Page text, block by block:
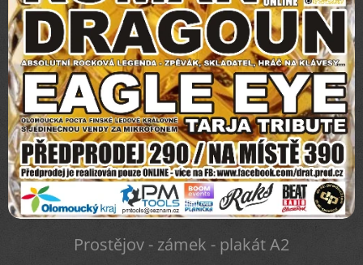
Prostějov - zámek - plakát A2